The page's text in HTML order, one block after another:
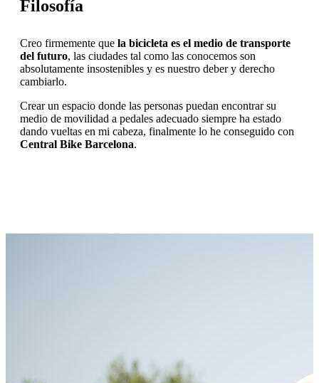
Filosofía
Creo firmemente que la bicicleta es el medio de transporte
del futuro, las ciudades tal como las conocemos son
absolutamente insostenibles y es nuestro deber y derecho
cambiarlo.
Crear un espacio donde las personas puedan encontrar su
medio de movilidad a pedales adecuado siempre ha estado
dando vueltas en mi cabeza, finalmente lo he conseguido con
Central Bike Barcelona.